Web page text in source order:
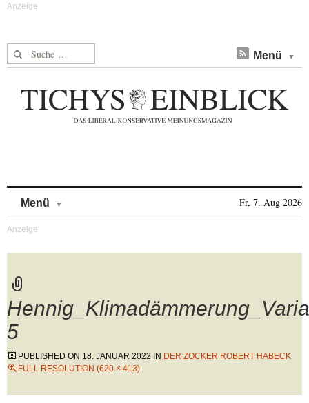
Suche nach: Menü
Menü Fr, 7. Aug 2026
5
PUBLISHED ON 18. JANUAR 2022 IN DER ZOCKER ROBERT HABECK
FULL RESOLUTION (620 × 413)